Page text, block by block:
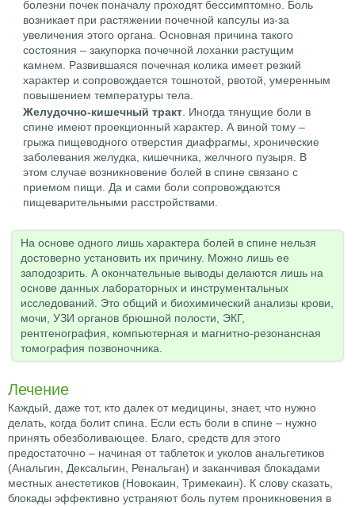
болезни почек поначалу проходят бессимптомно. Боль
возникает при растяжении почечной капсулы из-за
увеличения этого органа. Основная причина такого
состояния – закупорка почечной лоханки растущим
камнем. Развившаяся почечная колика имеет резкий
характер и сопровождается тошнотой, рвотой, умеренным
повышением температуры тела.
Желудочно-кишечный тракт. Иногда тянущие боли в
спине имеют проекционный характер. А виной тому –
грыжа пищеводного отверстия диафрагмы, хронические
заболевания желудка, кишечника, желчного пузыря. В
этом случае возникновение болей в спине связано с
приемом пищи. Да и сами боли сопровождаются
пищеварительными расстройствами.
На основе одного лишь характера болей в спине нельзя
достоверно установить их причину. Можно лишь ее
заподозрить. А окончательные выводы делаются лишь на
основе данных лабораторных и инструментальных
исследований. Это общий и биохимический анализы крови,
мочи, УЗИ органов брюшной полости, ЭКГ,
рентгенография, компьютерная и магнитно-резонансная
томография позвоночника.
Лечение
Каждый, даже тот, кто далек от медицины, знает, что нужно
делать, когда болит спина. Если есть боли в спине – нужно
принять обезболивающее. Благо, средств для этого
предостаточно – начиная от таблеток и уколов анальгетиков
(Анальгин, Дексальгин, Ренальган) и заканчивая блокадами
местных анестетиков (Новокаин, Тримекаин). К слову сказать,
блокады эффективно устраняют боль путем проникновения в